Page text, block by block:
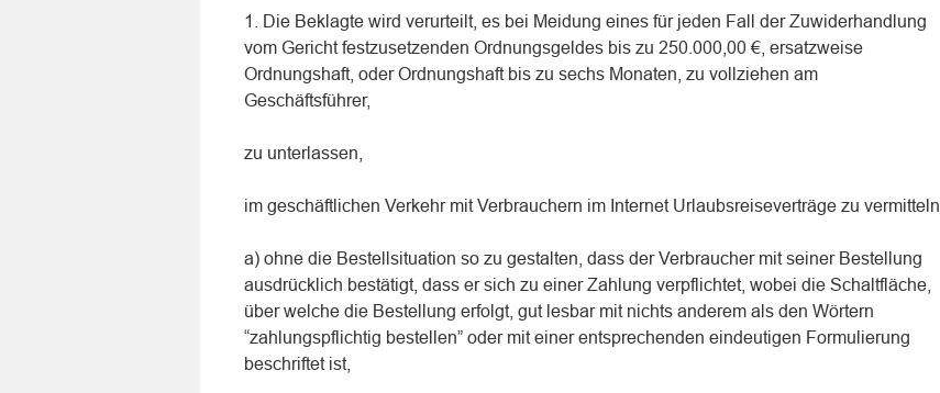
1. Die Beklagte wird verurteilt, es bei Meidung eines für jeden Fall der Zuwiderhandlung
vom Gericht festzusetzenden Ordnungsgeldes bis zu 250.000,00 €, ersatzweise
Ordnungshaft, oder Ordnungshaft bis zu sechs Monaten, zu vollziehen am
Geschäftsführer,
zu unterlassen,
im geschäftlichen Verkehr mit Verbrauchern im Internet Urlaubsreiseverträge zu vermitteln,
a) ohne die Bestellsituation so zu gestalten, dass der Verbraucher mit seiner Bestellung
ausdrücklich bestätigt, dass er sich zu einer Zahlung verpflichtet, wobei die Schaltfläche,
über welche die Bestellung erfolgt, gut lesbar mit nichts anderem als den Wörtern
“zahlungspflichtig bestellen” oder mit einer entsprechenden eindeutigen Formulierung
beschriftet ist,